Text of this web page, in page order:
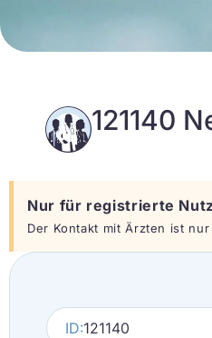
121140
Nur für registrierte
Der Kontakt mit Ärzten ist
ID:121140